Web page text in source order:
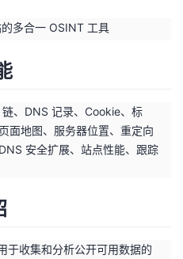
多合一 OSINT 工具
、DNS 记录、Cookie、标
面地图、服务器位置、重定向
安全扩展、站点性能、跟踪
于收集和分析公开可用数据的